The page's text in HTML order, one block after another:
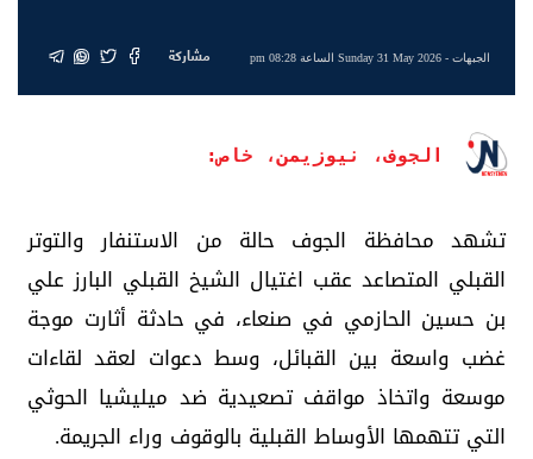
الجبهات- Sunday 31 May 2026 الساعة 08:28 pm مشاركة
الجوف، نيوزيمن، خاص:
تشهد محافظة الجوف حالة من الاستنفار والتوتر
القبلي المتصاعد عقب اغتيال الشيخ القبلي البارز علي
بن حسين الحازمي في صنعاء، في حادثة أثارت موجة
غضب واسعة بين القبائل، وسط دعوات لعقد لقاءات
موسعة واتخاذ مواقف تصعيدية ضد ميليشيا الحوثي
التي تتهمها الأوساط القبلية بالوقوف وراء الجريمة.